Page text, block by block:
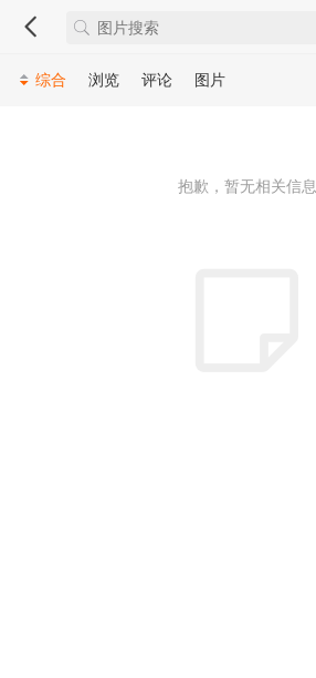
综合 浏览 评论 图片
抱歉，暂无相关信息